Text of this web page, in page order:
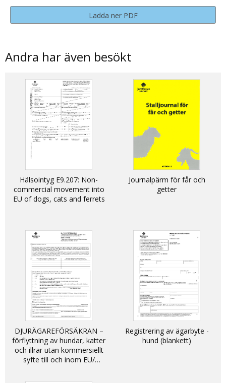
Ladda ner PDF
Andra har även besökt
Hälsointyg E9.207: Non-
commercial movement into
EU of dogs, cats and ferrets
Journalpärm för får och
getter
DJURÄGAREFÖRSÄKRAN –
förflyttning av hundar, katter
och illrar utan kommersiellt
syfte till och inom EU/
Registrering av ägarbyte -
hund (blankett)